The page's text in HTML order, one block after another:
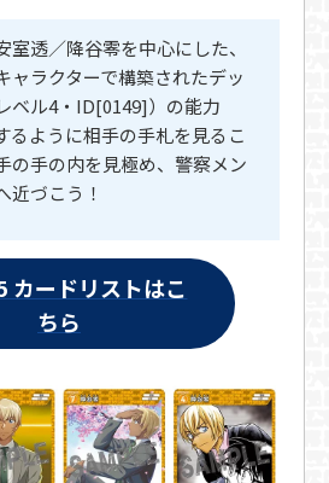
室透／降谷零を中心にした、
ャラクターで構築されたデッ
ル4・ID[0149]）の能力
るように相手の手札を見るこ
の手の内を見極め、警察メン
近づこう！
カードリストはこ
ちら